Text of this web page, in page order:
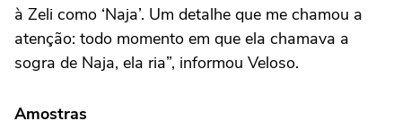
à Zeli como ‘Naja’. Um detalhe que me chamou a
atenção: todo momento em que ela chamava a
sogra de Naja, ela ria”, informou Veloso.
Amostras